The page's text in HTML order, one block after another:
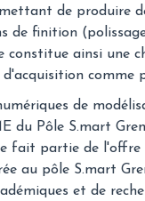
de produire
de finition
constitue ainsi une
d'acquisition comme
de
du Pôle S.mart
fait partie de l'offre
au pôle S.mart
et de